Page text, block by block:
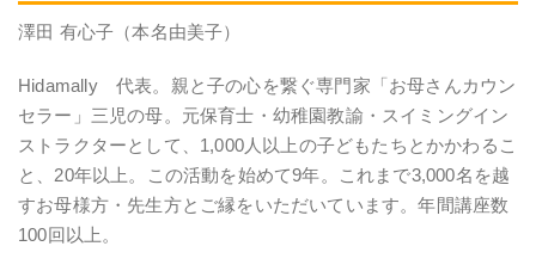
澤田 有心子（本名由美子）
Hidamally 代表。親と子の心を繋ぐ専門家「お母さんカウン
セラー」三児の母。元保育士・幼稚園教諭・スイミングイン
ストラクターとして、1,000人以上の子どもたちとかかわるこ
と、20年以上。この活動を始めて9年。これまで3,000名を越
すお母様方・先生方とご縁をいただいています。年間講座数
100回以上。